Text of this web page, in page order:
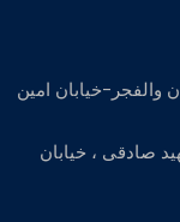
والفجر-خیابان امین
صادقی ، خیابان